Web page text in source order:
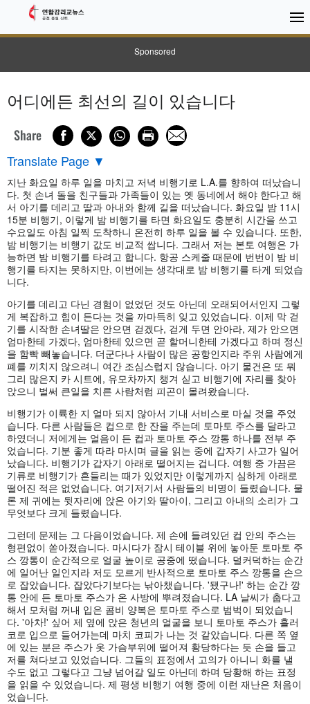
Sponsored
어디에든 최선의 길이 있습니다
Share
Translate Page ▼
지난 화요일 하루 일을 마치고 저녁 비행기로 L.A.를 향하여 떠났습니
다. 첫 손녀 돌을 친구들과 가족들이 있는 옛 동네에서 해야 한다고 해
서 아기를 데리고 딸과 아내와 함께 길을 떠났습니다. 화요일 밤 11시
15분 비행기, 이렇게 밤 비행기를 타면 화요일도 충분히 시간을 쓰고
수요일도 아침 일찍 도착하니 온전히 하루 일을 볼 수 있습니다. 또한,
밤 비행기는 비행기 값도 비교적 쌉니다. 그래서 저는 본토 여행은 가
능하면 밤 비행기를 타려고 합니다. 항공 스케줄 때문에 번번이 밤 비
행기를 타지는 못하지만, 이번에는 생각대로 밤 비행기를 타게 되었습
니다.
아기를 데리고 다닌 경험이 없었던 것도 아닌데 오래되어서인지 그렇
게 복잡하고 힘이 든다는 것을 까마득히 잊고 있었습니다. 이제 막 걷
기를 시작한 손녀딸은 안으면 걷겠다, 걷게 두면 안아라, 제가 안으면
엄마한테 가겠다, 엄마한테 있으면 곧 할머니한테 가겠다고 하며 정신
을 함빡 빼놓습니다. 더군다나 사람이 많은 공항인지라 주위 사람에게
폐를 끼치지 않으려니 여간 조심스럽지 않습니다. 아기 물건은 또 뭐
그리 많은지 카 시트에, 유모차까지 챙겨 싣고 비행기에 자리를 찾아
앉으니 벌써 큰일을 치른 사람처럼 피곤이 몰려왔습니다.
비행기가 이륙한 지 얼마 되지 않아서 기내 서비스로 마실 것을 주었
습니다. 다른 사람들은 컵으로 한 잔을 주는데 토마토 주스를 달라고
하였더니 저에게는 얼음이 든 컵과 토마토 주스 깡통 하나를 전부 주
었습니다. 기분 좋게 따라 마시며 글을 읽는 중에 갑자기 사고가 일어
났습니다. 비행기가 갑자기 아래로 떨어지는 겁니다. 여행 중 가끔은
기류로 비행기가 흔들리는 때가 있었지만 이렇게까지 심하게 아래로
떨어진 적은 없었습니다. 여기저기서 사람들의 비명이 들렸습니다. 물
론 제 귀에는 뒷자리에 앉은 아기와 딸아이, 그리고 아내의 소리가 그
무엇보다 크게 들렸습니다.
그런데 문제는 그 다음이었습니다. 제 손에 들려있던 컵 안의 주스는
형편없이 쏟아졌습니다. 마시다가 잠시 테이블 위에 놓아둔 토마토 주
스 깡통이 순간적으로 얼굴 높이로 공중에 떴습니다. 덜커덕하는 순간
에 일어난 일인지라 저도 모르게 반사적으로 토마토 주스 깡통을 손으
로 잡았습니다. 잡았다기보다는 낚아챘습니다. '됐구나!' 하는 순간 깡
통 안에 든 토마토 주스가 온 사방에 뿌려졌습니다. LA 날씨가 춥다고
해서 모처럼 꺼내 입은 콤비 양복은 토마토 주스로 범벅이 되었습니
다. '아차!' 싶어 제 옆에 앉은 청년의 얼굴을 보니 토마토 주스가 흘러
코로 입으로 들어가는데 마치 코피가 나는 것 같았습니다. 다른 쪽 옆
에 있는 분은 주스가 옷 가슴부위에 떨어져 황당하다는 듯 손을 들고
저를 쳐다보고 있었습니다. 그들의 표정에서 고의가 아니니 화를 낼
수도 없고 그렇다고 그냥 넘어갈 일도 아닌데 하며 당황해 하는 표정
을 읽을 수 있었습니다. 제 평생 비행기 여행 중에 이런 재난은 처음이
었습니다.